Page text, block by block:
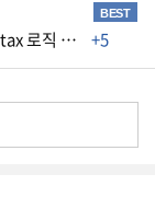
BEST
J-1 연구원 조세조약 2년 면제 관련 Sprintax 로직 오류 및 종이 신고 문의 +5